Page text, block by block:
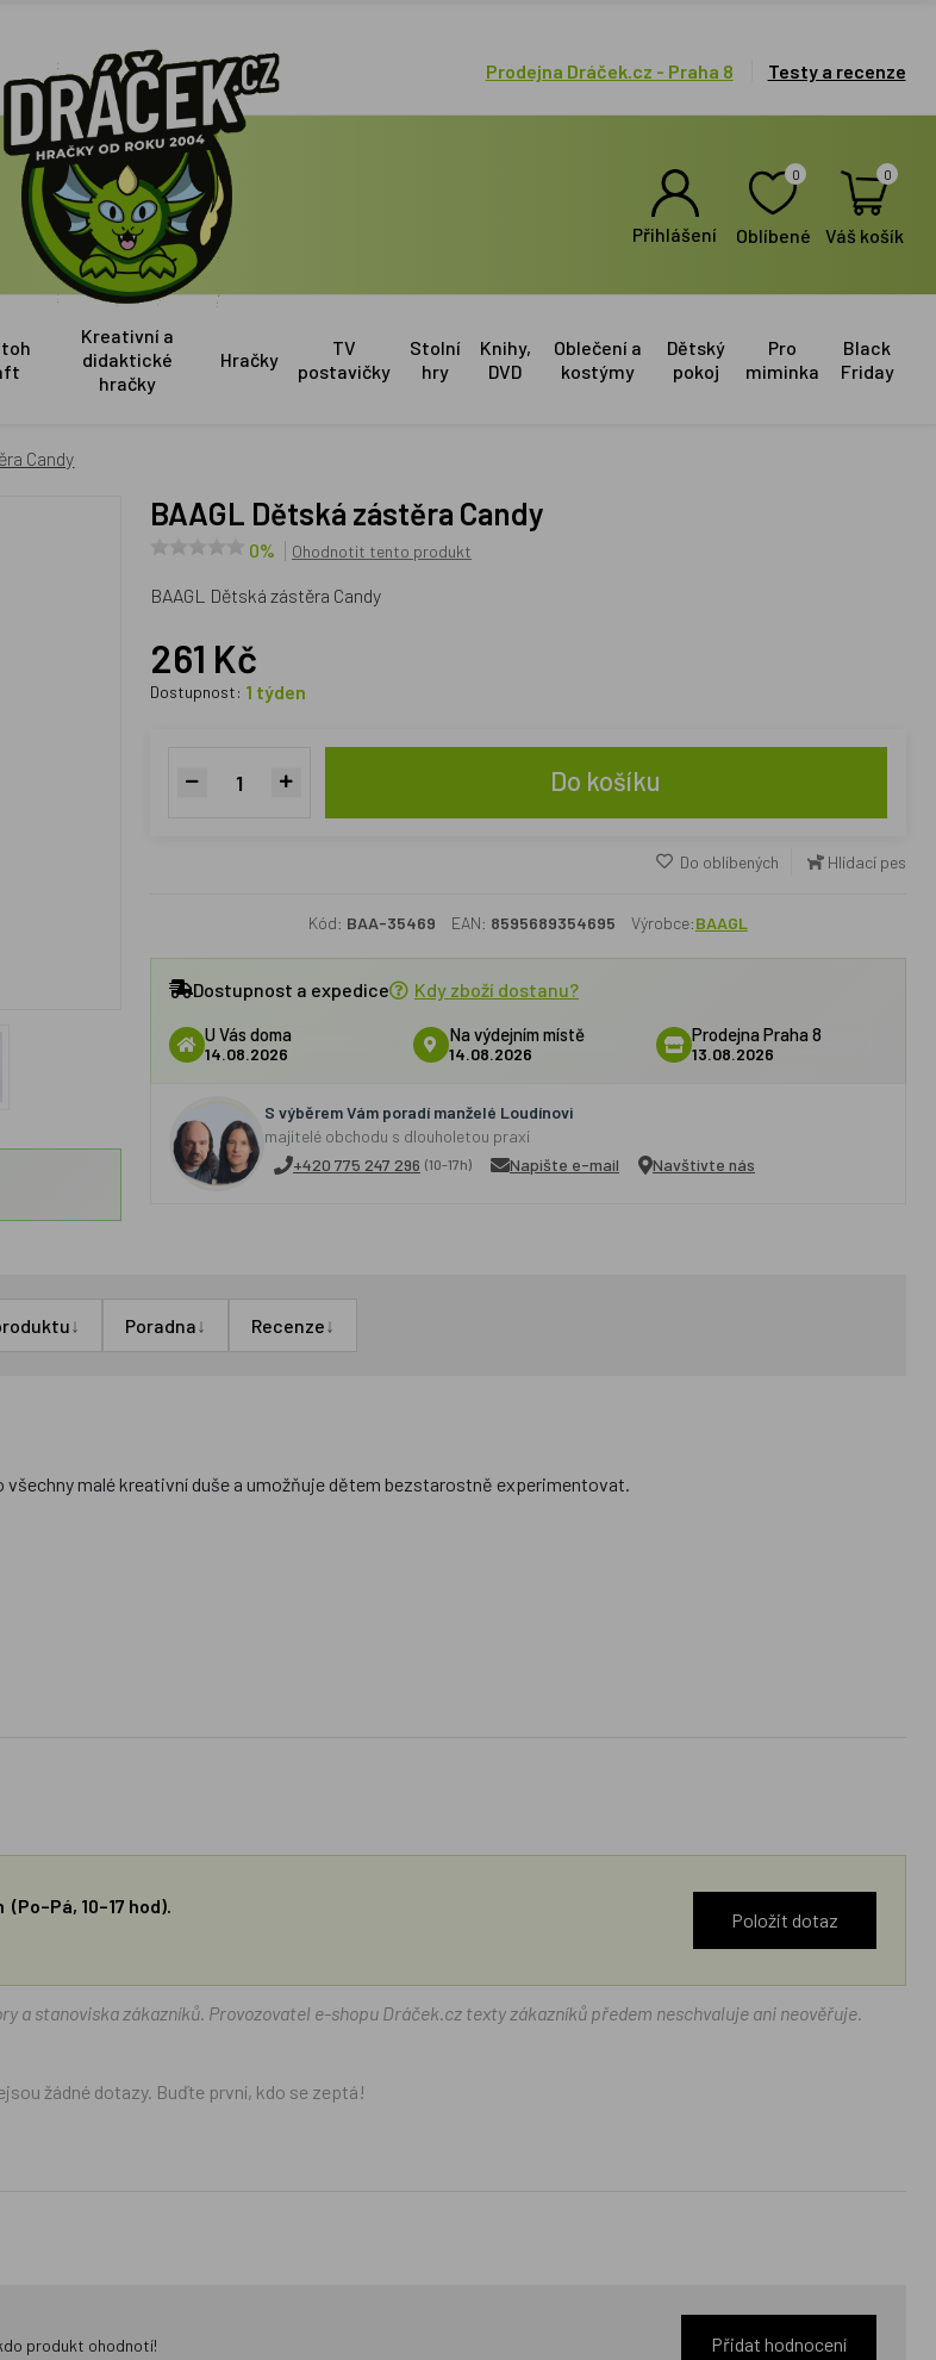
Prodejna Dráček.cz - Praha 8 Testy a recenze
Přihlášení
0
Oblíbené
0
Váš košík
Kreativní a
didaktické
hračky
Hračky
TV
postavičky
Stolní
hry
Knihy,
DVD
Oblečení a
kostýmy
Dětský
pokoj
Pro
miminka
Black
Friday
Candy
BAAGL Dětská zástěra Candy
0% Ohodnotit tento produkt
BAAGL Dětská zástěra Candy
261 Kč
Dostupnost: 1 týden
Do košíku
Do oblíbených Hlídací pes
Kód: BAA-35469 EAN: 8595689354695 Výrobce:BAAGL
Dostupnost a expedice Kdy zboží dostanu?
U Vás doma
14.08.2026
Na výdejním místě
14.08.2026
Prodejna Praha 8
13.08.2026
S výběrem Vám poradí manželé Loudínovi
majitelé obchodu s dlouholetou praxí
+420 775 247 296 (10-17h) Napište e-mail Navštivte nás
↓ Poradna↓ Recenze↓
malé kreativní duše a umožňuje dětem bezstarostně experimentovat.
10–17 hod).
Položit dotaz
a stanoviska zákazníků. Provozovatel e-shopu Dráček.cz texty zákazníků předem neschvaluje ani neověřuje.
žádné dotazy. Buďte první, kdo se zeptá!
produkt ohodnotí! Přidat hodnocení